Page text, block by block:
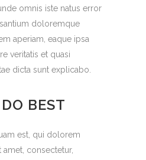
omnis iste natus error
doloremque
aperiam, eaque ipsa
veritatis et quasi
dicta sunt explicabo.
BEST
est, qui dolorem
consectetur,